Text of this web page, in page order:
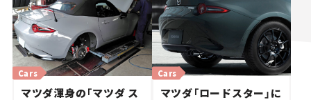
Cars
マツダ渾身の「マツダ ス
Cars
マツダ「ロードスター」に